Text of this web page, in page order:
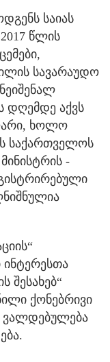
საიას
წლის
სავარაუდო
დღემდე აქვს
ხოლო
საქართველოს
-
ინტერესთა
შესახებ“
ქონებრივი
ვალდებულება